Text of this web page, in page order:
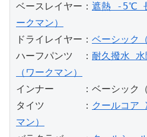
ベースレイヤー： 遮熱 -5℃
ークマン）
ドライレイヤー： ベーシック
ハーフパンツ　： 耐久撥水 水
（ワークマン）
インナー　　　：ベーシック
タイツ　　　　： クールコア
マン）